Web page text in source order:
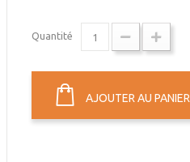
Quantité
AJOUTER AU PANIER